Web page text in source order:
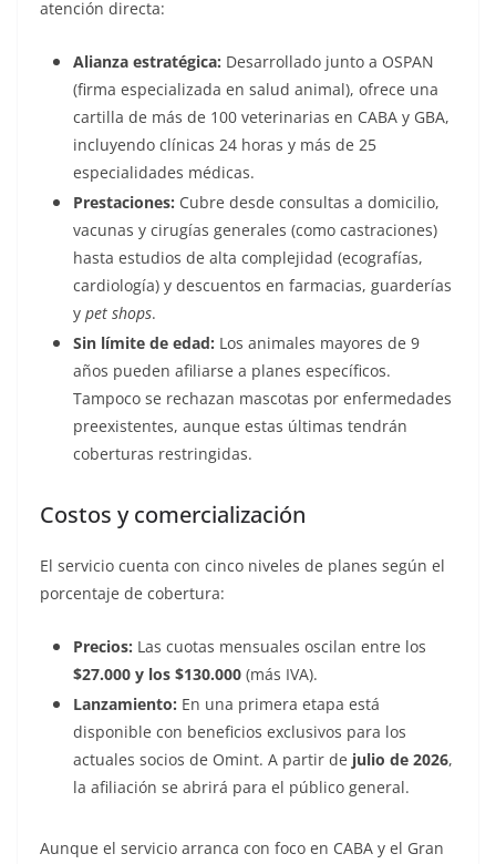
atención directa:
Alianza estratégica: Desarrollado junto a OSPAN
(firma especializada en salud animal), ofrece una
cartilla de más de 100 veterinarias en CABA y GBA,
incluyendo clínicas 24 horas y más de 25
especialidades médicas.
Prestaciones: Cubre desde consultas a domicilio,
vacunas y cirugías generales (como castraciones)
hasta estudios de alta complejidad (ecografías,
cardiología) y descuentos en farmacias, guarderías
y pet shops.
Sin límite de edad: Los animales mayores de 9
años pueden afiliarse a planes específicos.
Tampoco se rechazan mascotas por enfermedades
preexistentes, aunque estas últimas tendrán
coberturas restringidas.
Costos y comercialización
El servicio cuenta con cinco niveles de planes según el
porcentaje de cobertura:
Precios: Las cuotas mensuales oscilan entre los
$27.000 y los $130.000 (más IVA).
Lanzamiento: En una primera etapa está
disponible con beneficios exclusivos para los
actuales socios de Omint. A partir de julio de 2026,
la afiliación se abrirá para el público general.
Aunque el servicio arranca con foco en CABA y el Gran